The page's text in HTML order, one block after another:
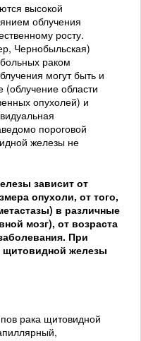
высокой
облучения
росту.
Чернобыльская)
раком
могут быть и
области
опухолей) и
пороговой
железы не
зависит от
опухоли, от того,
в различные
мозг), от возраста
При
щитовидной железы
рака щитовидной